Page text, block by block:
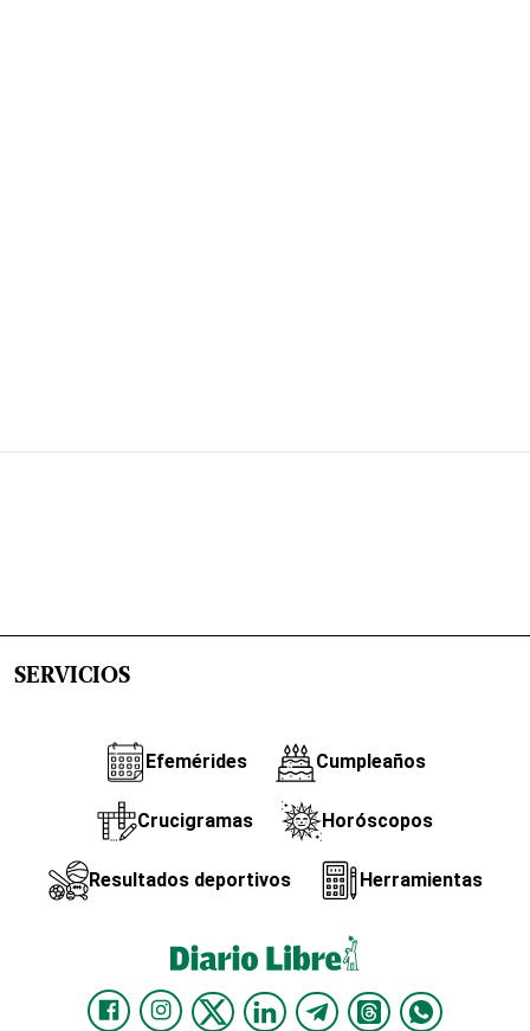
SERVICIOS
Efemérides Cumpleaños
Crucigramas Horóscopos
Resultados deportivos Herramientas